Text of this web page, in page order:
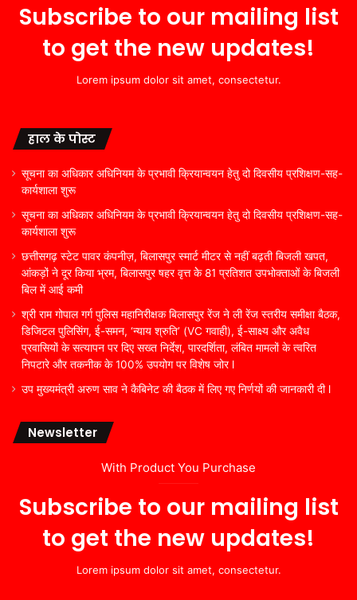
Subscribe to our mailing list
to get the new updates!
Lorem ipsum dolor sit amet, consectetur.
हाल के पोस्ट
सूचना का अधिकार अधिनियम के प्रभावी क्रियान्वयन हेतु दो दिवसीय प्रशिक्षण-सह-
कार्यशाला शुरू
सूचना का अधिकार अधिनियम के प्रभावी क्रियान्वयन हेतु दो दिवसीय प्रशिक्षण-सह-
कार्यशाला शुरू
छत्तीसगढ़ स्टेट पावर कंपनीज़, बिलासपुर स्मार्ट मीटर से नहीं बढ़ती बिजली खपत,
आंकड़ों ने दूर किया भ्रम, बिलासपुर षहर वृत्त केे 81 प्रतिशत उपभोक्ताओं के बिजली
बिल में आई कमी
श्री राम गोपाल गर्ग पुलिस महानिरीक्षक बिलासपुर रेंज ने ली रेंज स्तरीय समीक्षा बैठक,
डिजिटल पुलिसिंग, ई-समन, ‘न्याय श्रुति’ (VC गवाही), ई-साक्ष्य और अवैध
प्रवासियों के सत्यापन पर दिए सख्त निर्देश, पारदर्शिता, लंबित मामलों के त्वरित
निपटारे और तकनीक के 100% उपयोग पर विशेष जोर l
उप मुख्यमंत्री अरुण साव ने कैबिनेट की बैठक में लिए गए निर्णयों की जानकारी दी l
Newsletter
With Product You Purchase
Subscribe to our mailing list
to get the new updates!
Lorem ipsum dolor sit amet, consectetur.